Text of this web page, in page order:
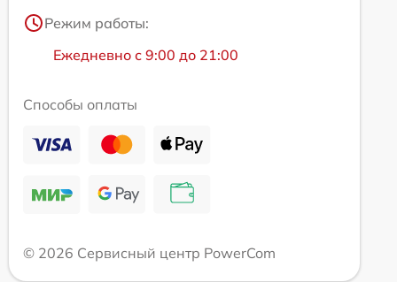
Режим работы:
Ежедневно с 9:00 до 21:00
Способы оплаты
© 2026 Сервисный центр PowerCom